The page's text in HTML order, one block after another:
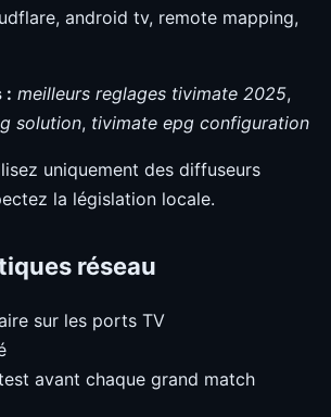
android tv, remote mapping,
: meilleurs reglages tivimate 2025,
solution, tivimate epg configuration
uniquement des diffuseurs
la législation locale.
réseau
sur les ports TV
avant chaque grand match